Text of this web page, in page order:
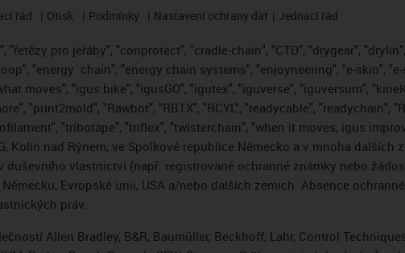
řád Otisk Podmínky Nastavení ochrany dat Jednací řád
"řetězy pro jeřáby", "conprotect", "cradle-chain", "CTD", "drygear",
"energy chain", "energy chain systems", "enjoyneering", "e-skin",
moves", "igus:bike", "igusGO", "igutex", "iguverse", "iguversum",
"print2mold", "Rawbot", "RBTX", "RCYL", "readycable", "readychain",
"tribotape", "triflex", "twisterchain", "when it moves, igus
Kolín nad Rýnem, ve Spolkové republice Německo a v mnoha
duševního vlastnictví (např. registrované ochranné známky nebo
Evropské unii, USA a/nebo dalších zemích. Absence
práv.
Allen Bradley, B&R, Baumüller, Beckhoff, Lahr, Control